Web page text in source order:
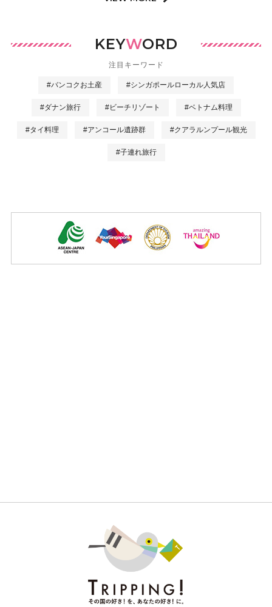
KEYWORD
注目キーワード
#バンコクお土産 #シンガポールローカル人気店
#ダナン旅行 #ビーチリゾート #ベトナム料理
#タイ料理 #アンコール遺跡群 #クアラルンプール観光
#子連れ旅行